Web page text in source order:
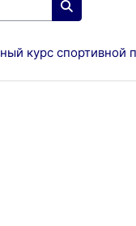
Поиск курса
курс спортивной